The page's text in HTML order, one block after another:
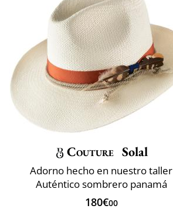
Couture Solal
Adorno hecho en nuestro taller
Auténtico sombrero panamá
180€00